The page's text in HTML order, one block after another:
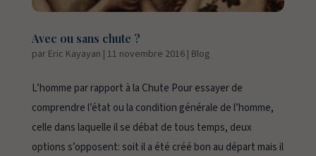
Avec ou sans chute ?
par Eric Kayayan | 11 novembre 2016| Blog
L’homme par rapport à la Chute Pour essayer de
comprendre l’état ou la condition générale de l’homme,
celle dans laquelle il se débat de tous temps, deux
options s’opposent: soit il a été créé bon au départ mais il